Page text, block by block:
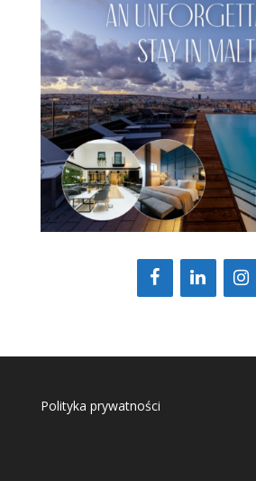
Polityka prywatności